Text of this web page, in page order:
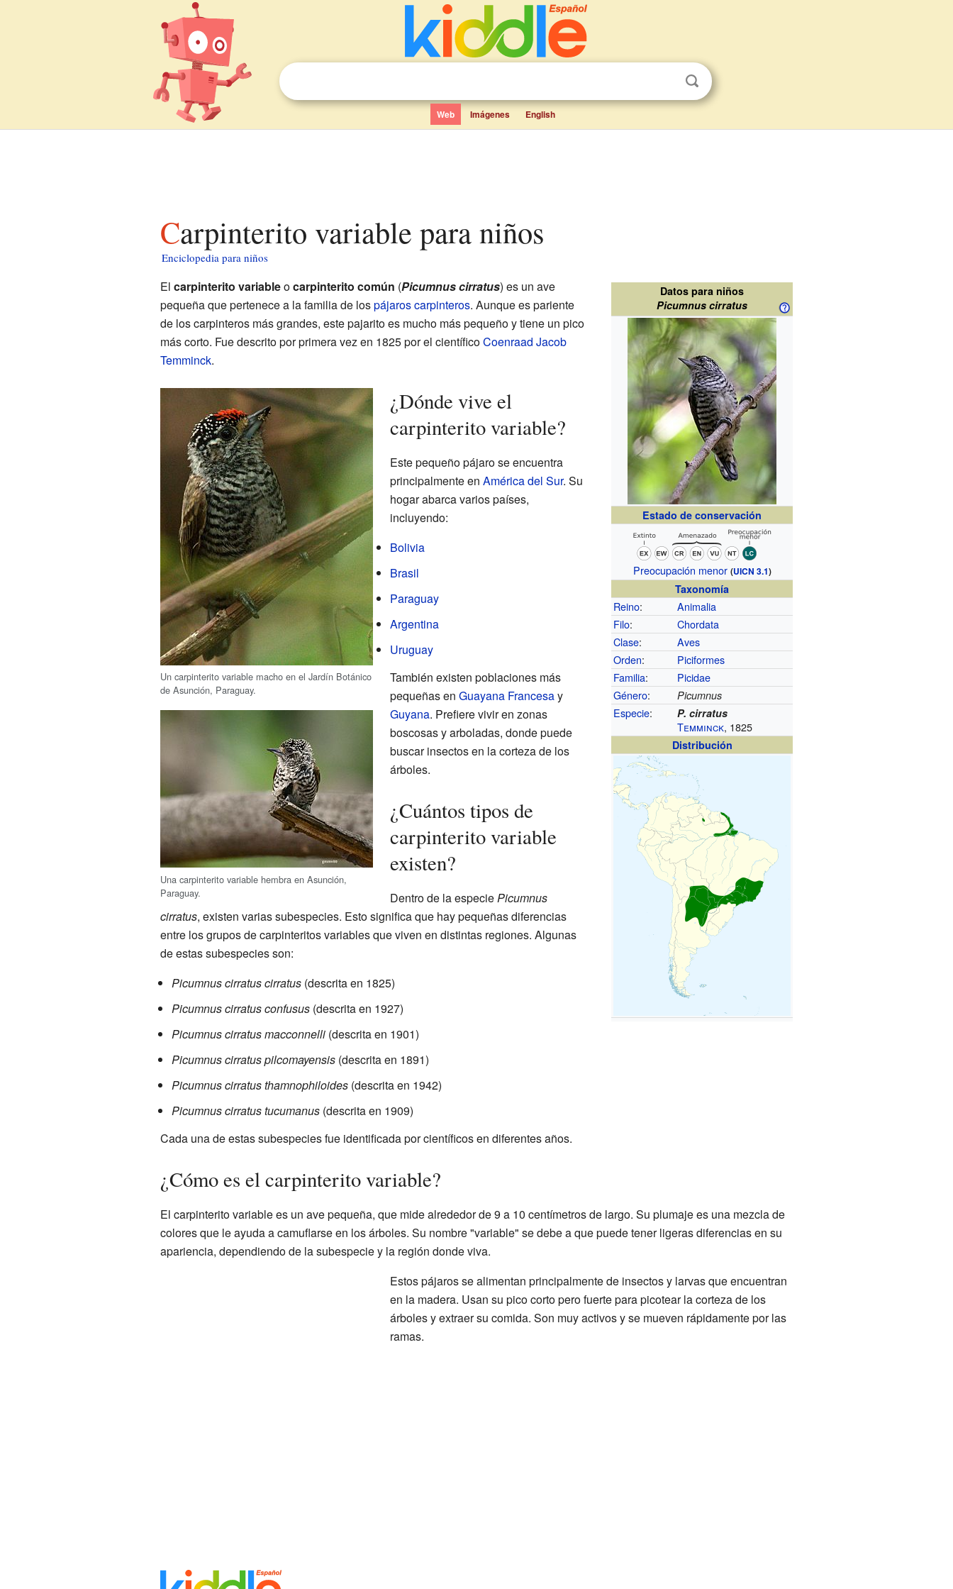
Web Imágenes English
Carpinterito variable para niños
Enciclopedia para niños
Datos para niños
Picumnus cirratus
Estado de conservación
Preocupación menor (UICN 3.1)
Taxonomía
Reino:
Animalia
Filo:
Chordata
Clase:
Aves
Orden:
Piciformes
Familia:
Picidae
Género: Picumnus
Especie: P. cirratus
Temminck, 1825
Distribución
El carpinterito variableocarpinterito común (Picumnus cirratus) es un ave
pequeña que pertenece a la familia de lospájaros carpinteros. Aunque es pariente
de los carpinteros más grandes, este pajarito es mucho más pequeño y tiene un pico
más corto. Fue descrito por primera vez en 1825 por el científicoCoenraad Jacob
Temminck.
Un carpinterito variable macho en el Jardín Botánico
de Asunción, Paraguay.
Una carpinterito variable hembra en Asunción,
Paraguay.
¿Dónde vive el
carpinterito variable?
Este pequeño pájaro se encuentra
principalmente en América del Sur. Su
hogar abarca varios países,
incluyendo:
Bolivia
Brasil
Paraguay
Argentina
Uruguay
También existen poblaciones más
pequeñas en Guayana Francesay
Guyana. Prefiere vivir en zonas
boscosas y arboladas, donde puede
buscar insectos en la corteza de los
árboles.
¿Cuántos tipos de
carpinterito variable
existen?
Dentro de la especiePicumnus
cirratus, existen varias subespecies. Esto significa que hay pequeñas diferencias
entre los grupos de carpinteritos variables que viven en distintas regiones. Algunas
de estas subespecies son:
Picumnus cirratus cirratus(descrita en 1825)
Picumnus cirratus confusus(descrita en 1927)
Picumnus cirratus macconnelli(descrita en 1901)
Picumnus cirratus pilcomayensis(descrita en 1891)
Picumnus cirratus thamnophiloides(descrita en 1942)
Picumnus cirratus tucumanus(descrita en 1909)
Cada una de estas subespecies fue identificada por científicos en diferentes años.
¿Cómo es el carpinterito variable?
El carpinterito variable es un ave pequeña, que mide alrededor de 9 a 10 centímetros de largo. Su plumaje es una mezcla de
colores que le ayuda a camuflarse en los árboles. Su nombre "variable" se debe a que puede tener ligeras diferencias en su
apariencia, dependiendo de la subespecie y la región donde viva.
Estos pájaros se alimentan principalmente de insectos y larvas que encuentran
en la madera. Usan su pico corto pero fuerte para picotear la corteza de los
árboles y extraer su comida. Son muy activos y se mueven rápidamente por las
ramas.